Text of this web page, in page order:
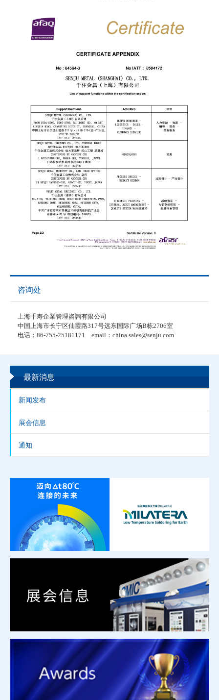
咨询处
上海千寿企業管理咨詢有限公司
中国上海市长宁区仙霞路317号远东国际广场B栋2706室
电话：86-755-25181171 email：china.sales@senju.com
最新消息
新闻发布
展会信息
通知